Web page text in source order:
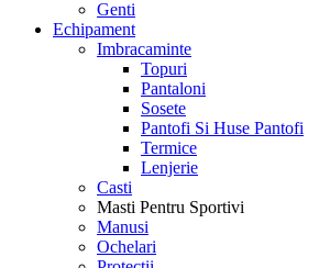
Genti
Echipament
Imbracaminte
Topuri
Pantaloni
Sosete
Pantofi Si Huse Pantofi
Termice
Lenjerie
Casti
Masti Pentru Sportivi
Manusi
Ochelari